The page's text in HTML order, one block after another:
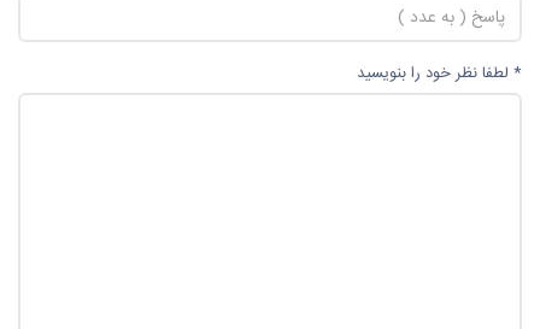
* لطفا نظر خود را بنویسید